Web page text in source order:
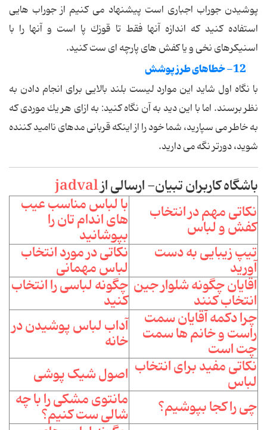
پوشیدن جوراب اجباری است پیشنهاد می كنیم از جوراب هایی
استفاده كنید كه اندازه آنها فقط تا قوزك پا است و آنها را با
اسنیكرهای نخی و یا كفش های پارچه ای ست كنید.
12- خطاهای طرز پوشش
با نگاه اول شاید این موارد لیست بلند بالایی برای انجام دادن به
نظر برسند. اما با این دید به آن نگاه كنید: به ازای هر یك موردی كه
به خاطر می سپارید، شما خود را از اینكه قربانی مدهای ناامید كننده
شوید، دورتر نگه می دارید.
باشگاه کاربران تبیان- ارسالی ازjadval
نکاتی مهم در انتخاب
کفش و لباس
با لباس مناسب عیب
های اندام تان را
بپوشانید
تیپ زیبایی به دست
آورید
نکاتی در مورد انتخاب
لباس مهمانی
اقایان چگونه شلوار جین
انتخاب کنند
چگونه لباسی را انتخاب
کنید
چرا دکمه آقایان سمت
راست و خانم ها سمت
چت است
آداب لباس پوشیدن در
خانه
نکاتی مفید برای انتخاب
لباس
اصول شیک پوشی
چی را کجا بپوشیم؟
مانتوی مشکی را با چه
شالی ست کنیم؟